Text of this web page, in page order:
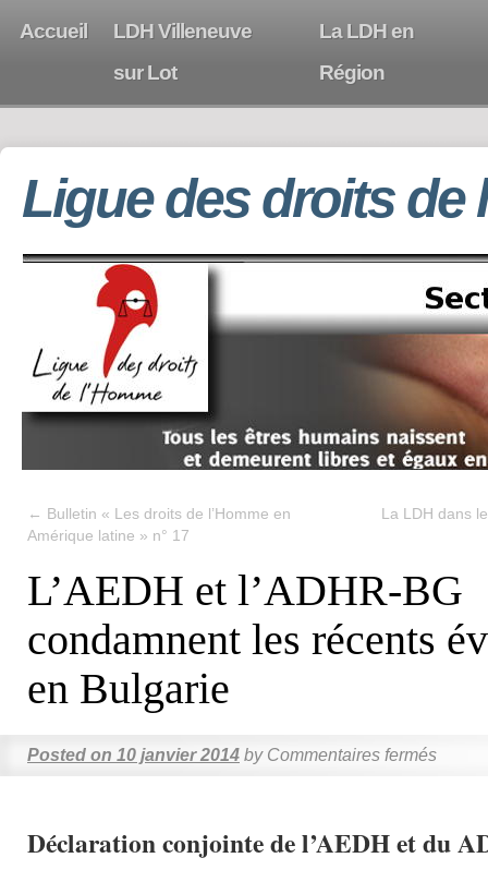
Accueil
LDH Villeneuve
sur Lot
La LDH en
Région
Ligue des droits de
← Bulletin « Les droits de l’Homme en
Amérique latine » n° 17
La LDH dans
L’AEDH et l’ADHR-BG
condamnent les récents
en Bulgarie
Posted on 10 janvier 2014 by Commentaires fermés
Déclaration conjointe de l’AEDH et du